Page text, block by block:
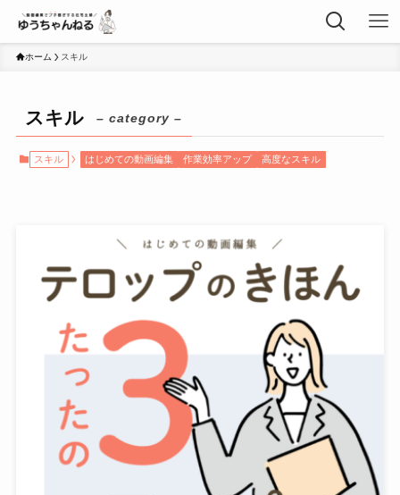
ホーム スキル
スキル – category –
スキル はじめての動画編集 作業効率アップ 高度なスキル